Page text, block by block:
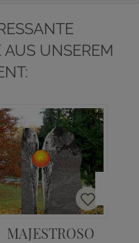
AUS UNSEREM
MAJESTROSO